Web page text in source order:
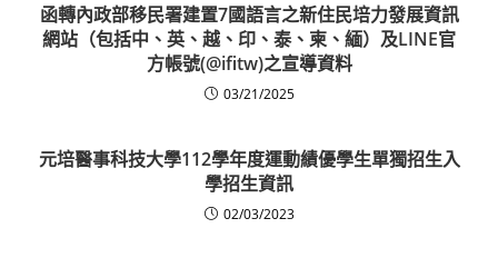
函轉內政部移民署建置7國語言之新住民培力發展資訊
網站（包括中、英、越、印、泰、柬、緬）及LINE官
方帳號(@ifitw)之宣導資料
03/21/2025
元培醫事科技大學112學年度運動績優學生單獨招生入
學招生資訊
02/03/2023